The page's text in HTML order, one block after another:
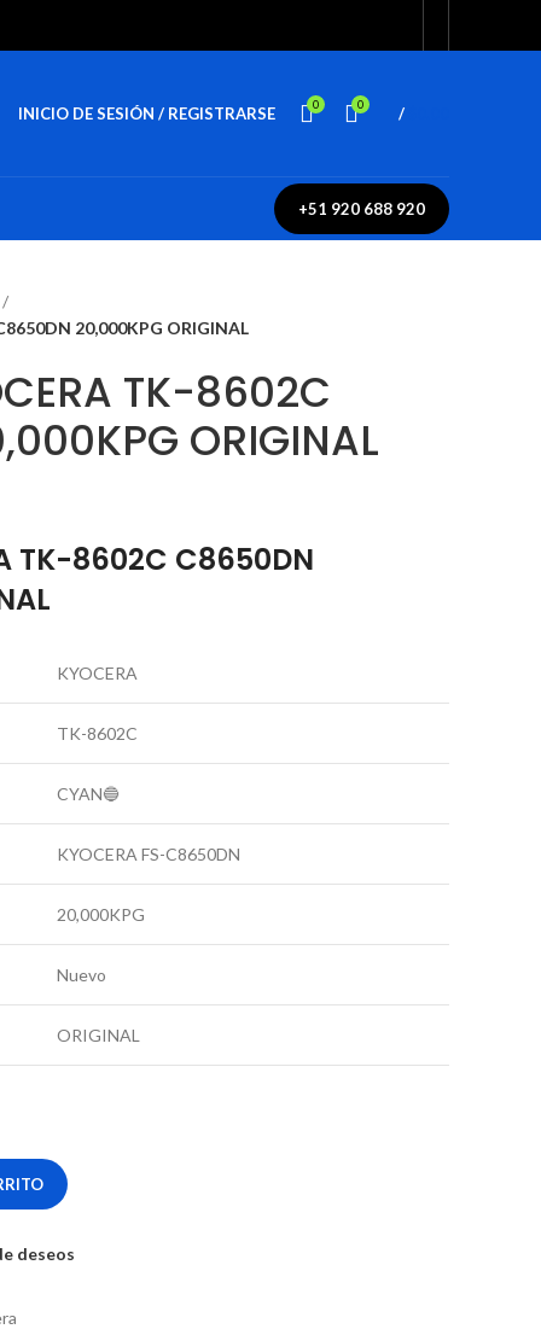
INICIO DE SESIÓN / REGISTRARSE 0 0 /
+51 920 688 920
20,000KPG ORIGINAL
TK-8602C
ORIGINAL
TK-8602C C8650DN
KYOCERA
TK-8602C
CYAN🔵
KYOCERA FS-C8650DN
20,000KPG
Nuevo
ORIGINAL
deseos